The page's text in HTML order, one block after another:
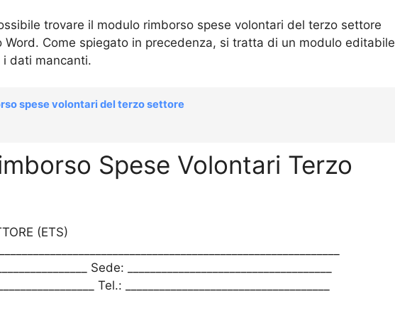
trovare il modulo rimborso spese volontari del terzo settore
Word. Come spiegato in precedenza, si tratta di un modulo editabile
i dati mancanti.
spese volontari del terzo settore
Spese Volontari Terzo
(ETS)
Sede: ____________________________________
Tel.: ____________________________________